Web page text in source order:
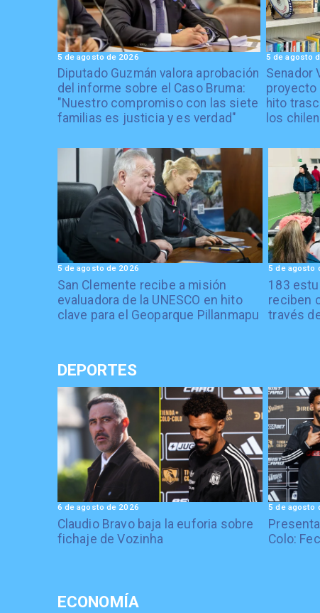
Diputado Guzmán valora aprobación
del informe sobre el Caso Bruma:
"Nuestro compromiso con las siete
familias es justicia y es verdad"
5 de agosto de 2026
Senador
proyecto
hito
los
5 de agosto
San Clemente recibe a misión
evaluadora de la UNESCO en hito
clave para el Geoparque Pillanmapu
5 de agosto de 2026
183
reciben
través
5 de agosto
DEPORTES
Claudio Bravo baja la euforia sobre
fichaje de Vozinha
6 de agosto de 2026
Colo:
5 de agosto
ECONOMÍA